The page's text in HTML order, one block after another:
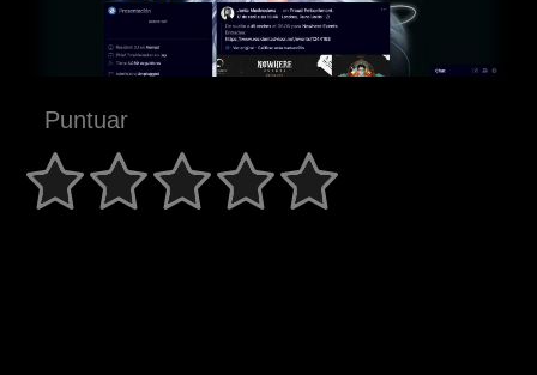
Puntuar